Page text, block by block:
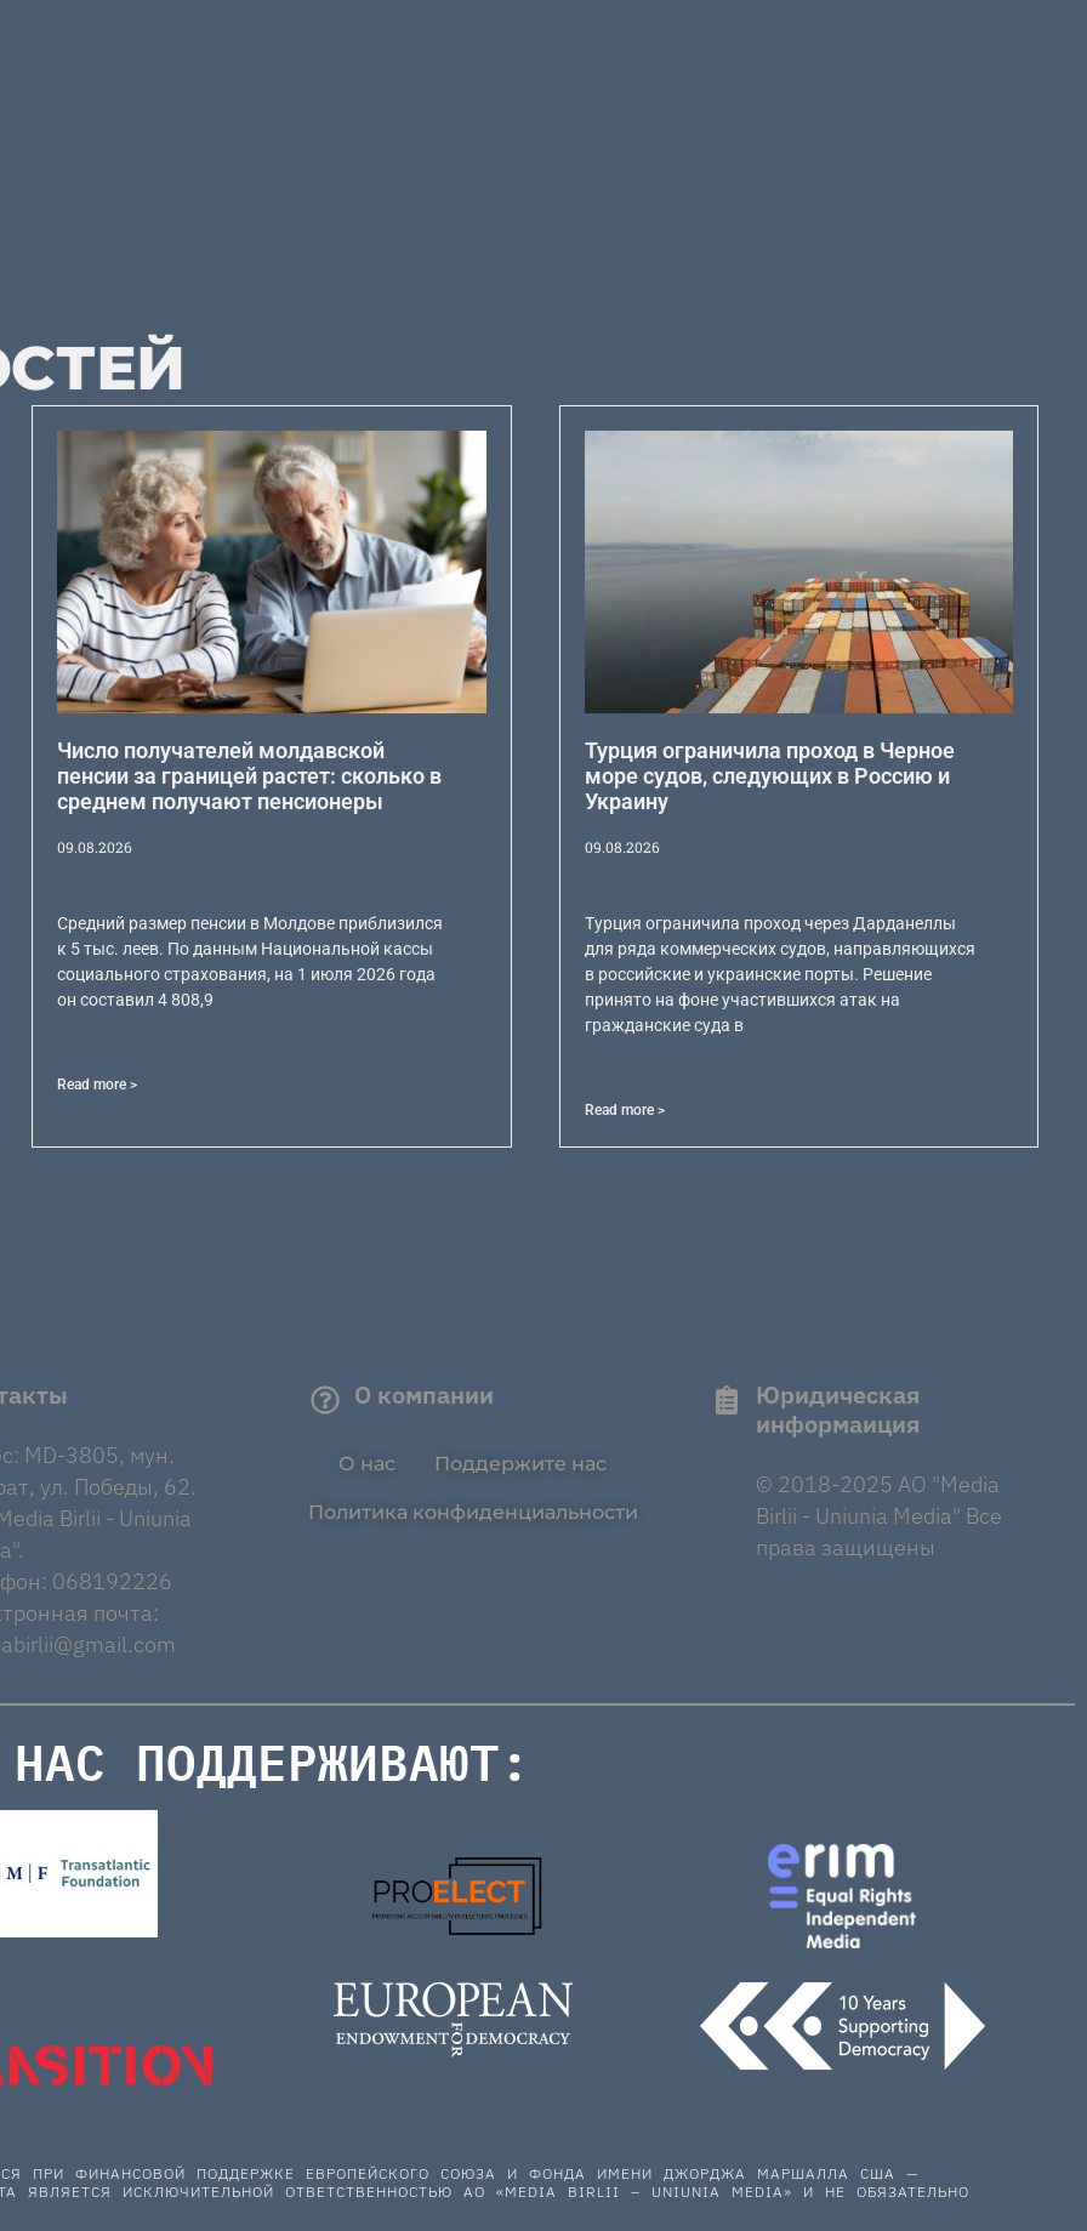
Число получателей молдавской
пенсии за границей растет: сколько в
среднем получают пенсионеры
09.08.2026
Средний размер пенсии в Молдове приблизился
к 5 тыс. леев. По данным Национальной кассы
социального страхования, на 1 июля 2026 года
он составил 4 808,9
Read more >
Турция ограничила проход в Черное
море судов, следующих в Россию и
Украину
09.08.2026
Турция ограничила проход через Дарданеллы
для ряда коммерческих судов, направляющихся
в российские и украинские порты. Решение
принято на фоне участившихся атак на
гражданские суда в
Read more >
MD-3805, мун.
ул. Победы, 62.
Birlii - Uniunia
068192226
почта:
О компании
О нас Поддержите нас
Политика конфиденциальности
Юридическая
информаиция
© 2018-2025 AO "Media
Birlii - Uniunia Media" Все
права защищены
НАС ПОДДЕРЖИВАЮТ:
ПРИ ФИНАНСОВОЙ ПОДДЕРЖКЕ ЕВРОПЕЙСКОГО СОЮЗА И ФОНДА ИМЕНИ ДЖОРДЖА МАРШАЛЛА США —
ЯВЛЯЕТСЯ ИСКЛЮЧИТЕЛЬНОЙ ОТВЕТСТВЕННОСТЬЮ АО «MEDIA BIRLII – UNIUNIA MEDIA» И НЕ ОБЯЗАТЕЛЬНО